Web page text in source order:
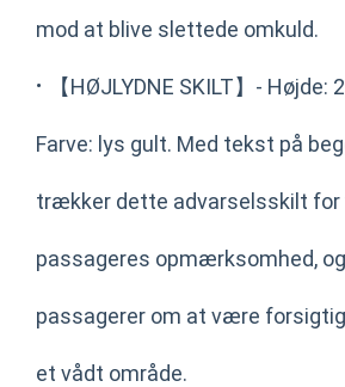
mod at blive slettede omkuld.
· 【HØJLYDNE SKILT】- Højde:
Farve: lys gult. Med tekst på
trækker dette advarselsskilt for
passageres opmærksomhed,
passagerer om at være
et vådt område.